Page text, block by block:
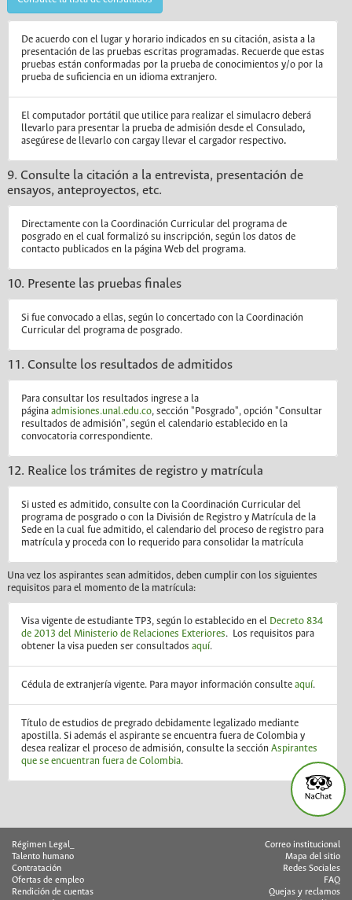
De acuerdo con el lugar y horario indicados en su citación, asista a la
presentación de las pruebas escritas programadas. Recuerde que estas
pruebas están conformadas por la prueba de conocimientos y/o por la
prueba de suficiencia en un idioma extranjero.
El computador portátil que utilice para realizar el simulacro deberá
llevarlo para presentar la prueba de admisión desde el Consulado,
asegúrese de llevarlo con cargay llevar el cargador respectivo.
9. Consulte la citación a la entrevista, presentación de
ensayos, anteproyectos, etc.
Directamente con la Coordinación Curricular del programa de
posgrado en el cual formalizó su inscripción, según los datos de
contacto publicados en la página Web del programa.
10. Presente las pruebas finales
Si fue convocado a ellas, según lo concertado con la Coordinación
Curricular del programa de posgrado.
11. Consulte los resultados de admitidos
Para consultar los resultados ingrese a la
página admisiones.unal.edu.co, sección "Posgrado", opción "Consultar
resultados de admisión", según el calendario establecido en la
convocatoria correspondiente.
12. Realice los trámites de registro y matrícula
Si usted es admitido, consulte con la Coordinación Curricular del
programa de posgrado o con la División de Registro y Matrícula de la
Sede en la cual fue admitido, el calendario del proceso de registro para
matrícula y proceda con lo requerido para consolidar la matrícula
Una vez los aspirantes sean admitidos, deben cumplir con los siguientes
requisitos para el momento de la matrícula:
Visa vigente de estudiante TP3, según lo establecido en el Decreto 834
de 2013 del Ministerio de Relaciones Exteriores. Los requisitos para
obtener la visa pueden ser consultados aquí.
Cédula de extranjería vigente. Para mayor información consulte aquí.
Título de estudios de pregrado debidamente legalizado mediante
apostilla. Si además el aspirante se encuentra fuera de Colombia y
desea realizar el proceso de admisión, consulte la sección Aspirantes
que se encuentran fuera de Colombia.
Régimen Legal_
Talento humano
Contratación
Ofertas de empleo
Rendición de cuentas
Correo institucional
Mapa del sitio
Redes Sociales
FAQ
Quejas y reclamos